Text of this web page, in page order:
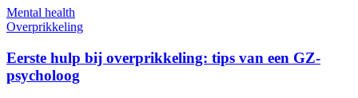
Mental health
Overprikkeling
Eerste hulp bij overprikkeling: tips van een GZ-
psycholoog